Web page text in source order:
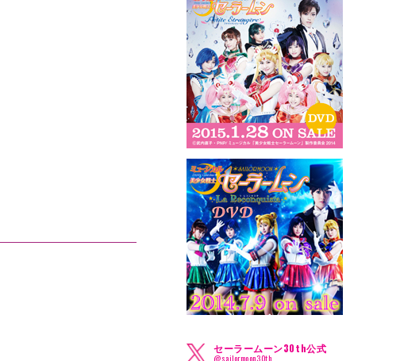
セーラームーン30th公式